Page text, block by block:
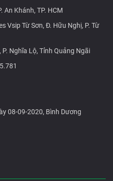
An Khánh, TP. HCM
Vsip Từ Sơn, Đ. Hữu Nghị, P. Từ
P. Nghĩa Lộ, Tỉnh Quảng Ngãi
08-09-2020, Bình Dương